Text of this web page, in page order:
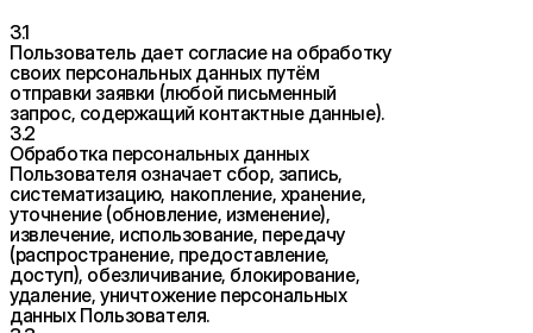
3.1
Пользователь дает согласие на обработку
своих персональных данных путём
отправки заявки (любой письменный
запрос, содержащий контактные данные).
3.2
Обработка персональных данных
Пользователя означает сбор, запись,
систематизацию, накопление, хранение,
уточнение (обновление, изменение),
извлечение, использование, передачу
(распространение, предоставление,
доступ), обезличивание, блокирование,
удаление, уничтожение персональных
данных Пользователя.